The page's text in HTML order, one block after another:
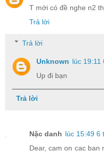
T mới có đề nghe n2
Trả lời
Trả lời
Unknown lúc 19:11
Up đi bạn
Trả lời
Nặc danh lúc 15:49 6
Dear, cam on cac ban